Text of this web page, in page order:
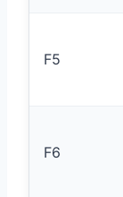
F5
F6